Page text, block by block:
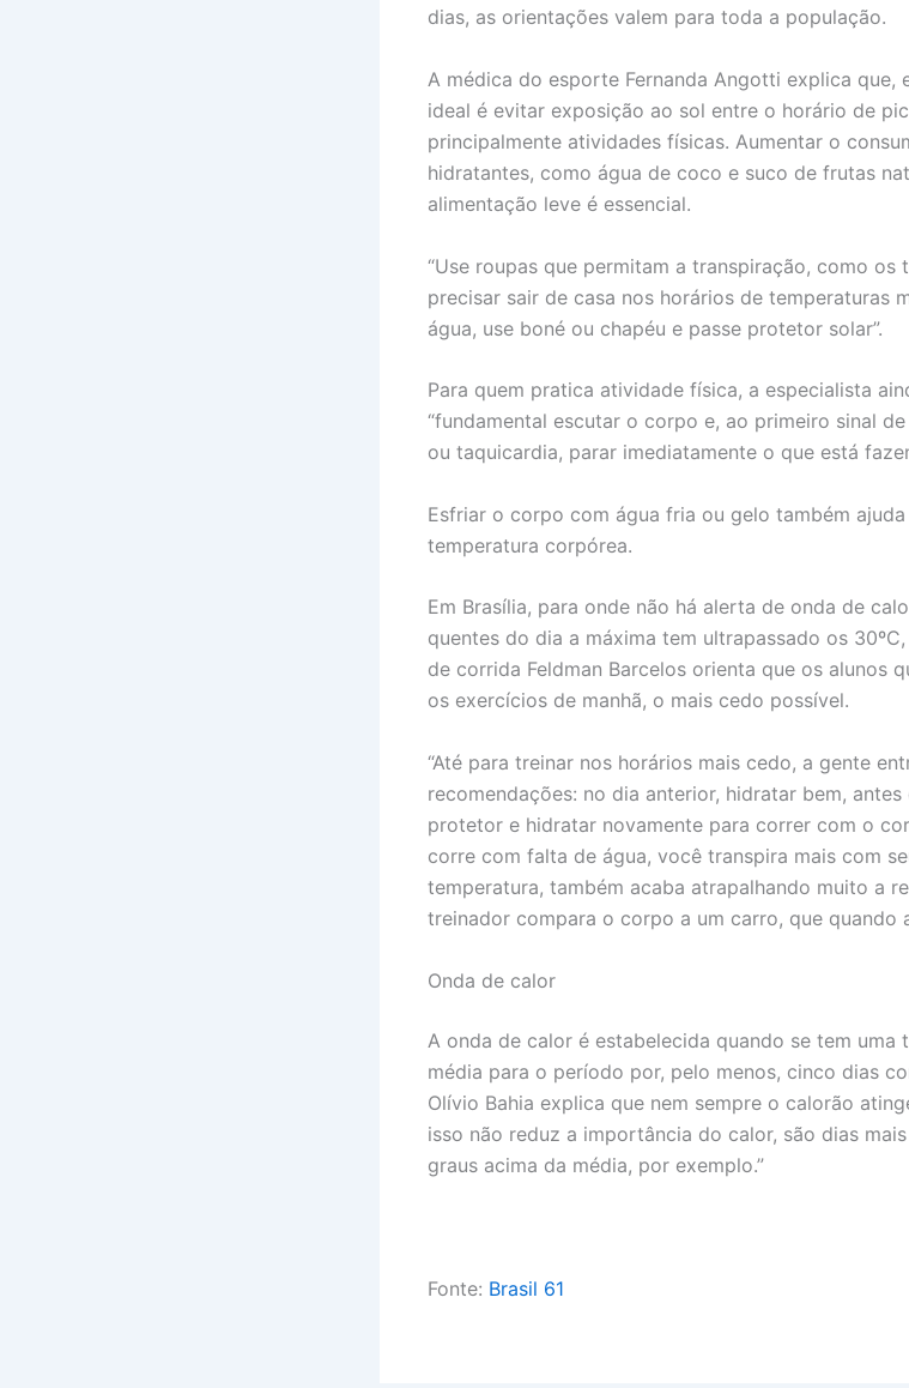
dias, as orientações valem para toda a população.
A médica do esporte Fernanda Angotti explica que,
ideal é evitar exposição ao sol entre o horário de
principalmente atividades físicas. Aumentar o
hidratantes, como água de coco e suco de frutas
alimentação leve é essencial.
“Use roupas que permitam a transpiração, como os
precisar sair de casa nos horários de temperaturas
água, use boné ou chapéu e passe protetor solar”.
Para quem pratica atividade física, a especialista
“fundamental escutar o corpo e, ao primeiro sinal
ou taquicardia, parar imediatamente o que está
Esfriar o corpo com água fria ou gelo também
temperatura corpórea.
Em Brasília, para onde não há alerta de onda de
quentes do dia a máxima tem ultrapassado os
de corrida Feldman Barcelos orienta que os alunos
os exercícios de manhã, o mais cedo possível.
“Até para treinar nos horários mais cedo, a gente
recomendações: no dia anterior, hidratar bem,
protetor e hidratar novamente para correr com o
corre com falta de água, você transpira mais com
temperatura, também acaba atrapalhando muito a
treinador compara o corpo a um carro, que quando
Onda de calor
A onda de calor é estabelecida quando se tem uma
média para o período por, pelo menos, cinco dias
Olívio Bahia explica que nem sempre o calorão
isso não reduz a importância do calor, são dias
graus acima da média, por exemplo.”
Fonte: Brasil 61